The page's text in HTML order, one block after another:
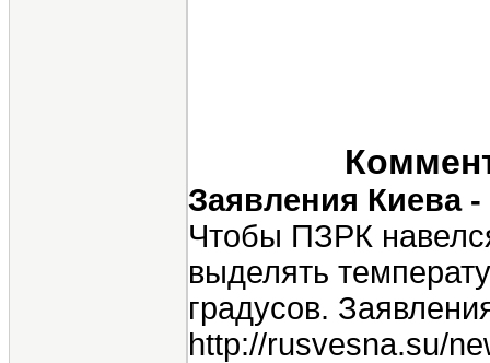
Заявления Киева
Чтобы ПЗРК
выделять
градусов.
http://rusvesna.su/